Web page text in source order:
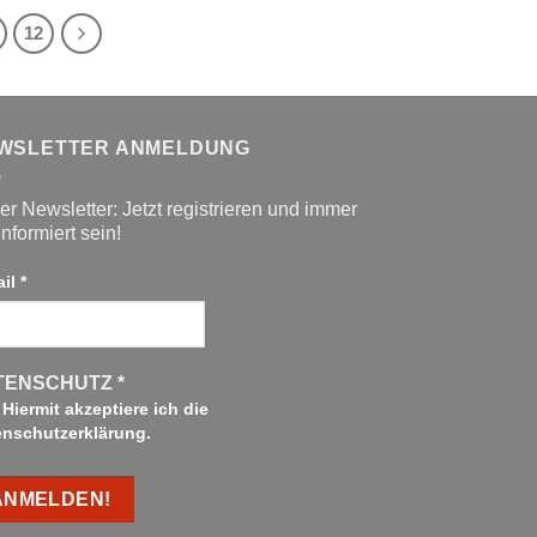
12
ANMELDUNG
Newsletter: Jetzt registrieren und immer
sein!
*
*
Hiermit akzeptiere ich die